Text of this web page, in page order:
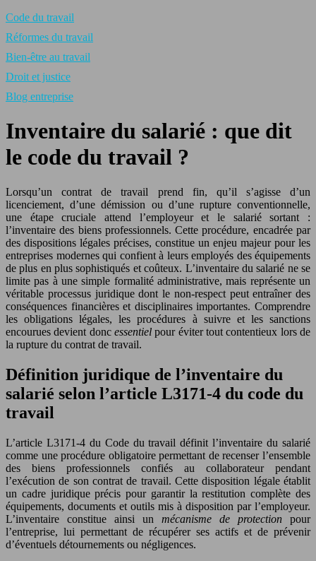
Code du travail
Réformes du travail
Bien-être au travail
Droit et justice
Blog entreprise
Inventaire du salarié : que dit
le code du travail ?
Lorsqu’un contrat de travail prend fin, qu’il s’agisse d’un
licenciement, d’une démission ou d’une rupture conventionnelle,
une étape cruciale attend l’employeur et le salarié sortant :
l’inventaire des biens professionnels. Cette procédure, encadrée par
des dispositions légales précises, constitue un enjeu majeur pour les
entreprises modernes qui confient à leurs employés des équipements
de plus en plus sophistiqués et coûteux. L’inventaire du salarié ne se
limite pas à une simple formalité administrative, mais représente un
véritable processus juridique dont le non-respect peut entraîner des
conséquences financières et disciplinaires importantes. Comprendre
les obligations légales, les procédures à suivre et les sanctions
encourues devient donc essentielpour éviter tout contentieux lors de
la rupture du contrat de travail.
Définition juridique de l’inventaire du
salarié selon l’article L3171-4 du code du
travail
L’article L3171-4 du Code du travail définit l’inventaire du salarié
comme une procédure obligatoire permettant de recenser l’ensemble
des biens professionnels confiés au collaborateur pendant
l’exécution de son contrat de travail. Cette disposition légale établit
un cadre juridique précis pour garantir la restitution complète des
équipements, documents et outils mis à disposition par l’employeur.
L’inventaire constitue ainsi un mécanisme de protection pour
l’entreprise, lui permettant de récupérer ses actifs et de prévenir
d’éventuels détournements ou négligences.